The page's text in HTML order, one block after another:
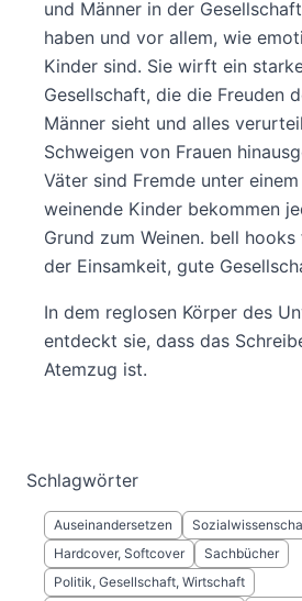
und Männer in der
haben und vor allem, wie
Kinder sind. Sie wirft ein
Gesellschaft, die die Freuden
Männer sieht und alles
Schweigen von Frauen
Väter sind Fremde unter
weinende Kinder bekommen
Grund zum Weinen. bell
der Einsamkeit, gute
In dem reglosen Körper des
entdeckt sie, dass das
Atemzug ist.
Schlagwörter
Auseinandersetzen
Hardcover, Softcover
Sachbücher
Politik, Gesellschaft, Wirtschaft